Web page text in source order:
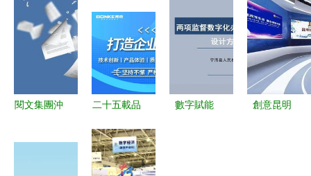
進文化產業
倍增計劃
——數字文
應用服務的
的應用與實
踐——賦能
數字文化創
意內容服務
化創意內容
應用服務新
何讓政務服
務更便捷
閱文集團沖
二十五載品
克廚衛 用
質量與服務
數字賦能
創意昆明